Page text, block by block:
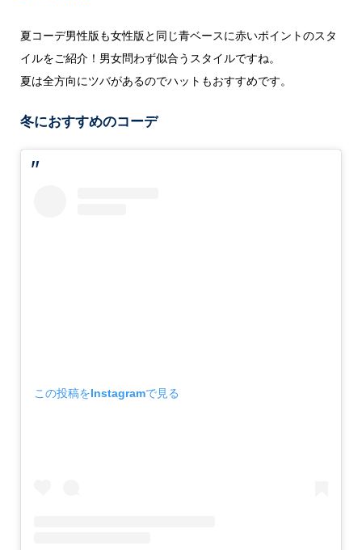
夏コーデ男性版も女性版と同じ青ベースに赤いポイントのスタ
イルをご紹介！男女問わず似合うスタイルですね。
夏は全方向にツバがあるのでハットもおすすめです。
冬におすすめのコーデ
この投稿をInstagramで見る